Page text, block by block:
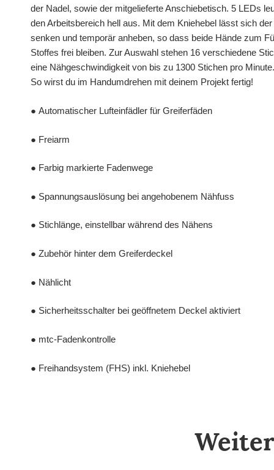
der Nadel, sowie der mitgelieferte Anschiebetisch. 5 LEDs
den Arbeitsbereich hell aus. Mit dem Kniehebel lässt sich
senken und temporär anheben, so dass beide Hände zum
Stoffes frei bleiben. Zur Auswahl stehen 16 verschiedene
eine Nähgeschwindigkeit von bis zu 1300 Stichen pro Minute.
So wirst du im Handumdrehen mit deinem Projekt fertig!
● Automatischer Lufteinfädler für Greiferfäden
● Freiarm
● Farbig markierte Fadenwege
● Spannungsauslösung bei angehobenem Nähfuss
● Stichlänge, einstellbar während des Nähens
● Zubehör hinter dem Greiferdeckel
● Nählicht
● Sicherheitsschalter bei geöffnetem Deckel aktiviert
● mtc-Fadenkontrolle
● Freihandsystem (FHS) inkl. Kniehebel